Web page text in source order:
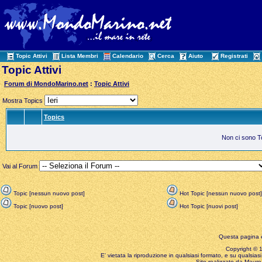
Topic Attivi Lista Membri Calendario Cerca Aiuto Registrati
Topic Attivi
Forum di MondoMarino.net :Topic Attivi
Mostra Topics
Topics
Non ci sono
Vai al Forum
Topic [nessun nuovo post]
Hot Topic [nessun nuovo post]
Topic [nuovo post]
Hot Topic [nuovi post]
Questa pagina
Copyright ©
E' vietata la riproduzione in qualsiasi formato, e su